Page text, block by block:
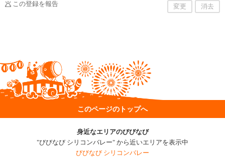
この登録を報告 変更 消去
このページのトップへ
身近なエリアのびびなび
"びびなび シリコンバレー" から近いエリアを表示中
びびなび シリコンバレー